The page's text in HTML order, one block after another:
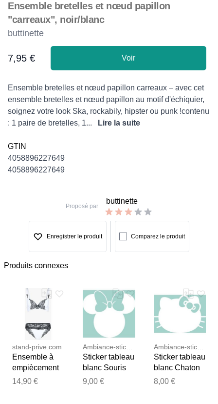
Ensemble bretelles et nœud papillon
"carreaux", noir/blanc
buttinette
Product information
7,95 € Voir
Description
Ensemble bretelles et nœud papillon carreaux – avec cet
ensemble bretelles et nœud papillon au motif d'échiquier,
soignez votre look Ska, rockabily, hipster ou punk !contenu
: 1 paire de bretelles, 1...
Lire la suite
GTIN
4058896227649
4058896227649
Proposé par
buttinette
Enregistrer le produit Comparez le produit
Produits connexes
stand-prive.com
Ensemble à
empiècement
dentelle effet
14,90 €
Ambiance-sticker
Sticker tableau
blanc Souris
avec un nœud
9,00 €
Ambiance-sticker
Sticker tableau
blanc Chaton
avec un nœud
8,00 €
Merci pour votre avis